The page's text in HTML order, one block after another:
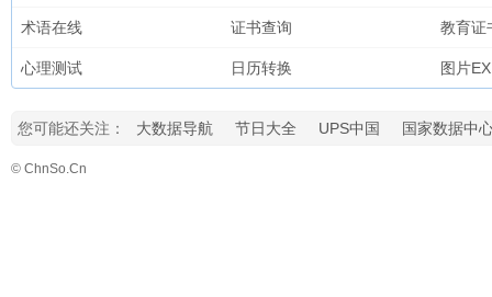
术语在线 证书查询 教育证
心理测试 日历转换 图片
您可能还关注： 大数据导航 节日大全 UPS中国 国家数据中
© ChnSo.Cn